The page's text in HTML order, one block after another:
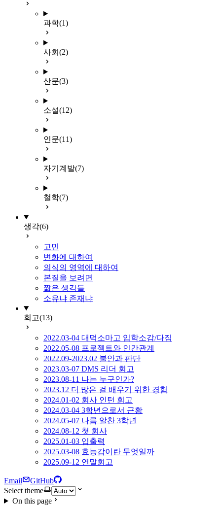
과학(1)
사회 (2)
산문(3)
소설(12)
인문(11)
자기계발(7)
철학(7)
생각(6)
고민
변화에 대하여
의식의 영역에 대하여
본질을 보려면
짧은 생각들
소유냐 존재냐
회고(13)
2022.03-04 대덕소마고 입학소감/다짐
2022.05-08 프로젝트와 인간관계
2022.09-2023.02 불안과 판단
2023.03-07 DMS 리더 회고
2023.08-11 나는 누구인가?
2023.12 더 많은 걸 배우기 위한 경험
2024.01-02 회사 인턴 회고
2024.03-04 3학년으로서 근황
2024.05-07 나름 알찬 3학년
2024.08-12 첫 회사
2025.01-03 입출력
2025.03-08 효능감이란 무엇일까
2025.09-12 연말회고
Email
GitHub
Select theme
On this page